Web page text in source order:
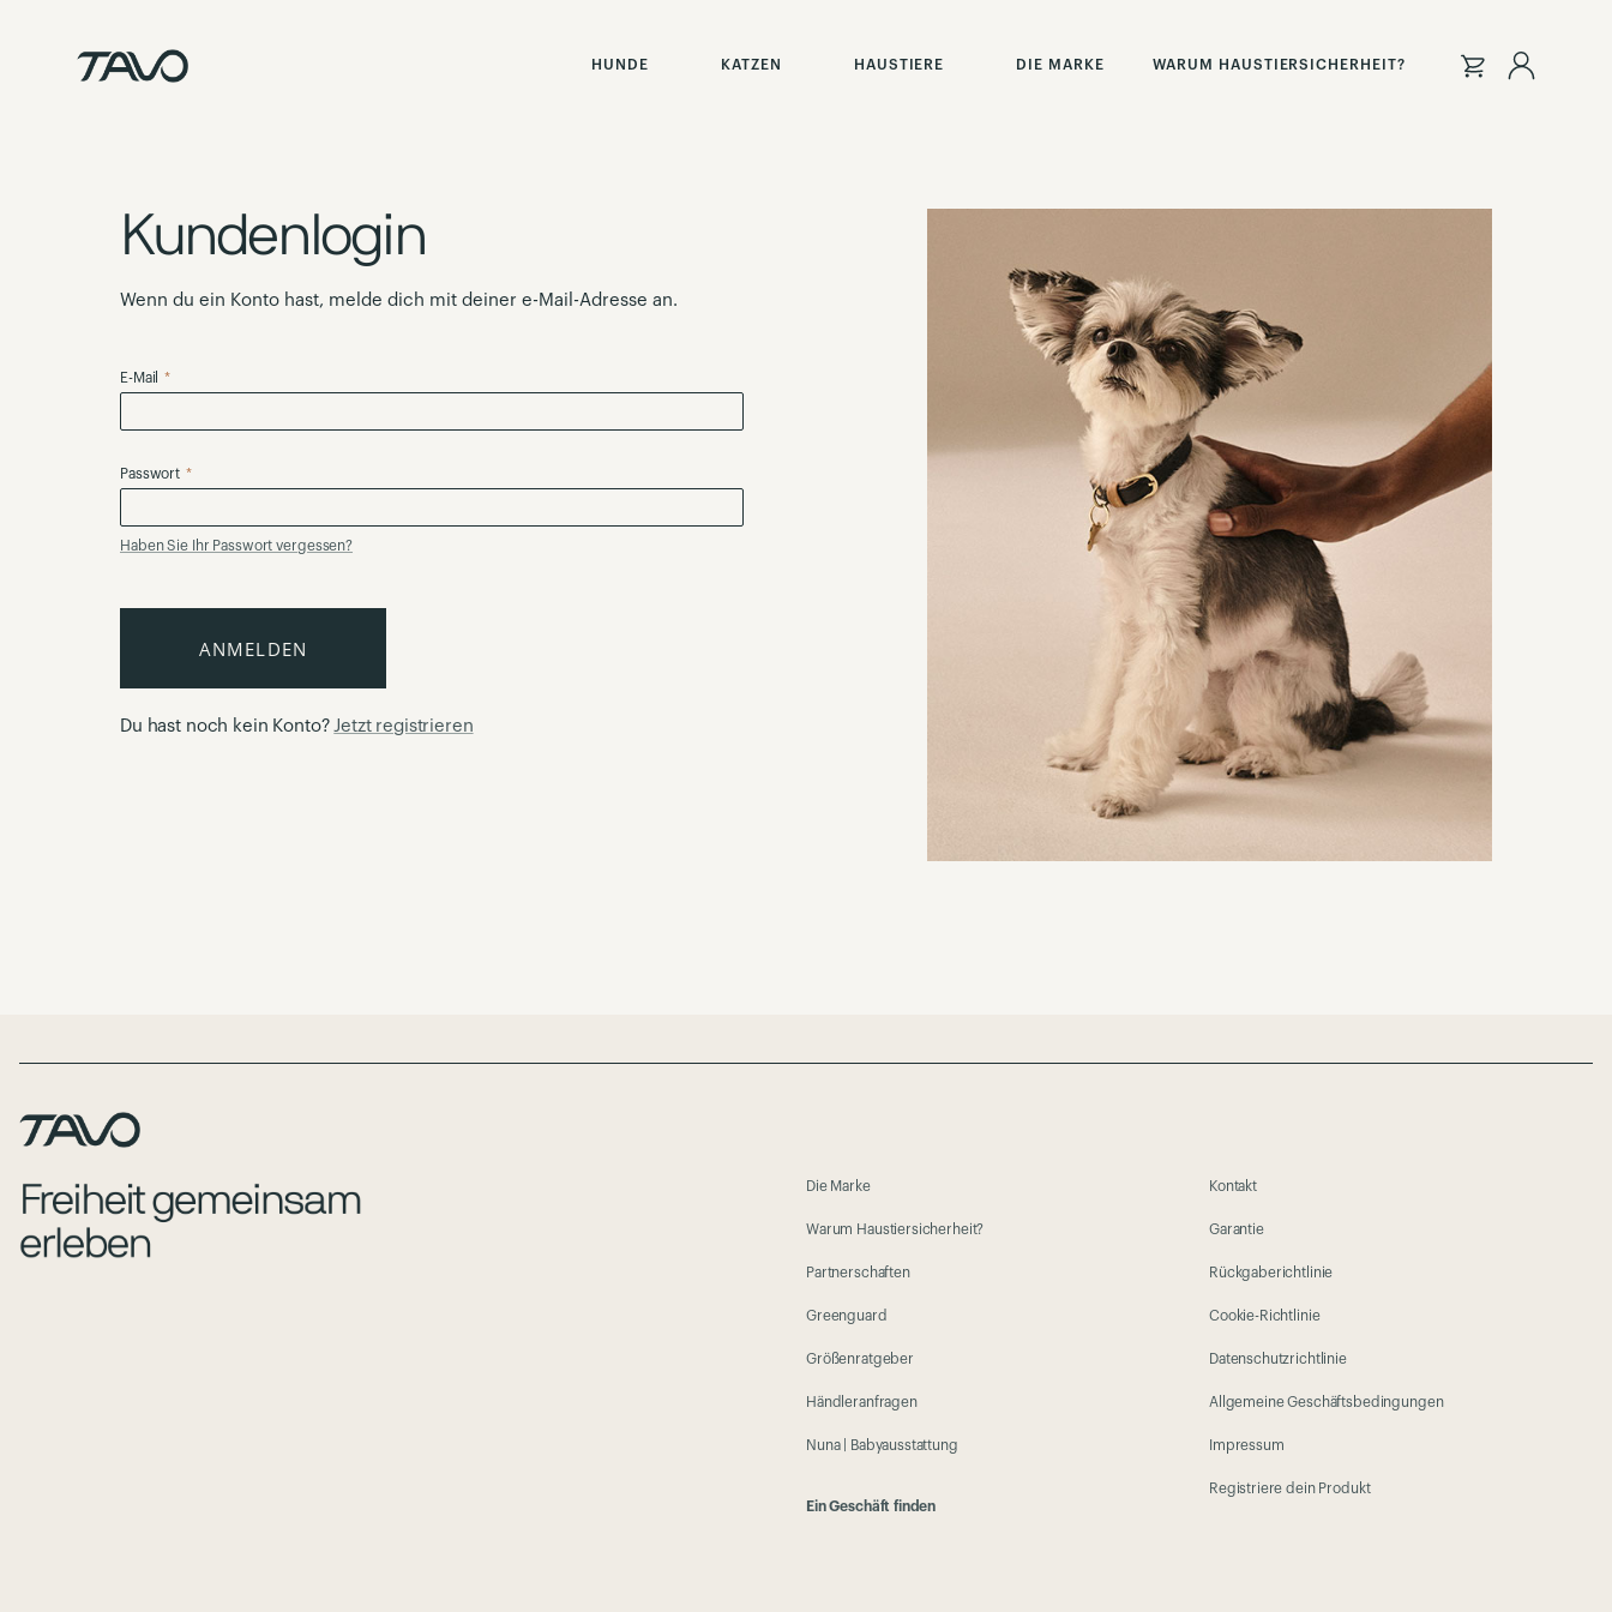
springen
HUNDE KATZEN HAUSTIERE DIE MARKE WARUM HAUSTIERSICHERHEIT?
Kundenlogin
Wenn du ein Konto hast, melde dich mit deiner e-Mail-Adresse an.
E-Mail
Passwort
Haben Sie Ihr Passwort vergessen?
ANMELDEN
Du hast noch kein Konto?Jetzt registrieren
Page Footer
Die Marke
Warum Haustiersicherheit?
Partnerschaften
Greenguard
Größenratgeber
Händleranfragen
Nuna | Babyausstattung
Ein Geschäft finden
Kontakt
Garantie
Rückgaberichtlinie
Cookie-Richtlinie
Datenschutzrichtlinie
Allgemeine Geschäftsbedingungen
Impressum
Registriere dein Produkt